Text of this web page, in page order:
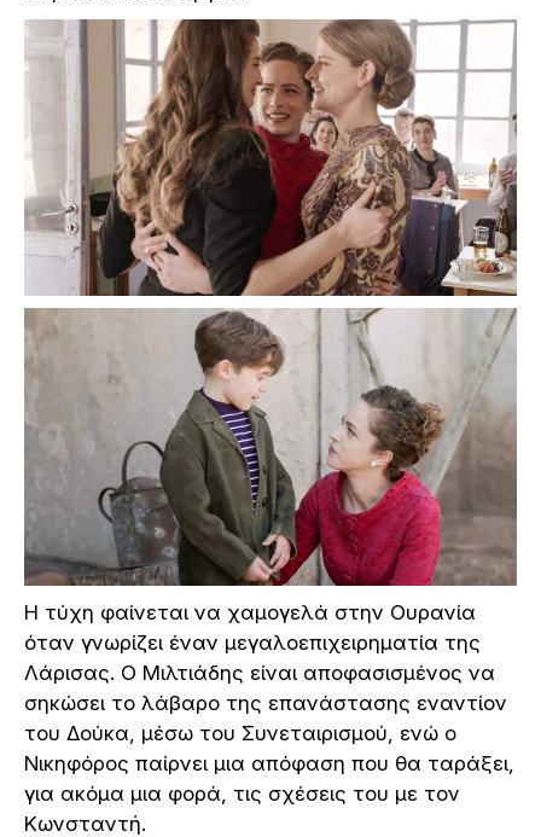
Η τύχη φαίνεται να χαμογελά στην Ουρανία
όταν γνωρίζει έναν μεγαλοεπιχειρηματία της
Λάρισας. Ο Μιλτιάδης είναι αποφασισμένος να
σηκώσει το λάβαρο της επανάστασης εναντίον
του Δούκα, μέσω του Συνεταιρισμού, ενώ ο
Νικηφόρος παίρνει μια απόφαση που θα ταράξει,
για ακόμα μια φορά, τις σχέσεις του με τον
Κωνσταντή.